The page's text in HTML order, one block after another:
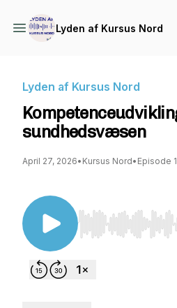
Lyden af Kursus Nord
Lyden af Kursus Nord
sundhedsvæsen
April 27, 2026• Kursus Nord• Episode
Use Left/Right to